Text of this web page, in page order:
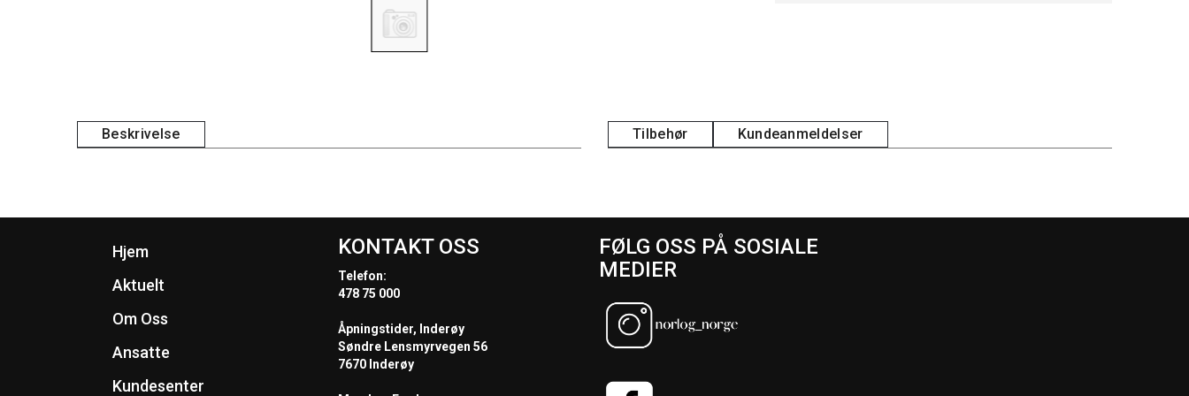
Beskrivelse Tilbehør Kundeanmeldelser
Hjem
Aktuelt
Om Oss
Ansatte
Kundesenter
KONTAKT OSS
Telefon:
478 75 000
Åpningstider, Inderøy
Søndre Lensmyrvegen 56
7670 Inderøy
FØLG OSS PÅ SOSIALE
MEDIER